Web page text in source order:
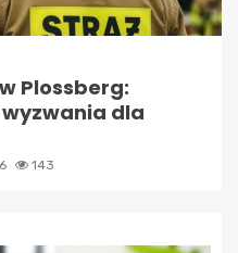
Plossberg:
wyzwania dla
143